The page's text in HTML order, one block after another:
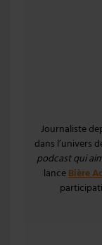
Journaliste
dans l’univers
podcast qui
lanceBière